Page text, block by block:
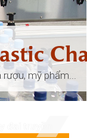
rượu, mỹ phẩm...